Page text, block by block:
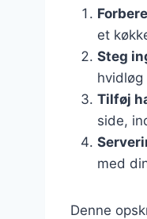
et
Steg
Tilføj
side,
med
Denne